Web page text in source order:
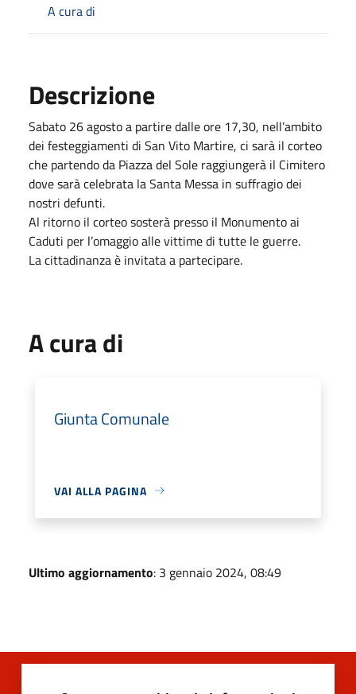
A cura di
Descrizione
Sabato 26 agosto a partire dalle ore 17,30, nell’ambito
dei festeggiamenti di San Vito Martire, ci sarà il corteo
che partendo da Piazza del Sole raggiungerà il Cimitero
dove sarà celebrata la Santa Messa in suffragio dei
nostri defunti.
Al ritorno il corteo sosterà presso il Monumento ai
Caduti per l’omaggio alle vittime di tutte le guerre.
La cittadinanza è invitata a partecipare.
A cura di
Giunta Comunale
VAI ALLA PAGINA
Ultimo aggiornamento: 3 gennaio 2024, 08:49